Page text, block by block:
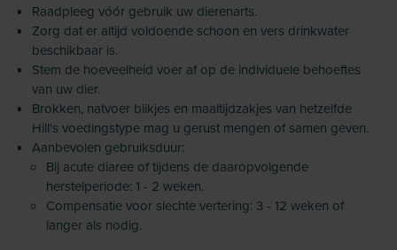
Raadpleeg vóór gebruik uw dierenarts.
Zorg dat er altijd voldoende schoon en vers drinkwater
beschikbaar is.
Stem de hoeveelheid voer af op de individuele behoeftes
van uw dier.
Brokken, natvoer blikjes en maaltijdzakjes van hetzelfde
Hill's voedingstype mag u gerust mengen of samen geven.
Aanbevolen gebruiksduur:
Bij acute diaree of tijdens de daaropvolgende
herstelperiode: 1 - 2 weken.
Compensatie voor slechte vertering: 3 - 12 weken of
langer als nodig.